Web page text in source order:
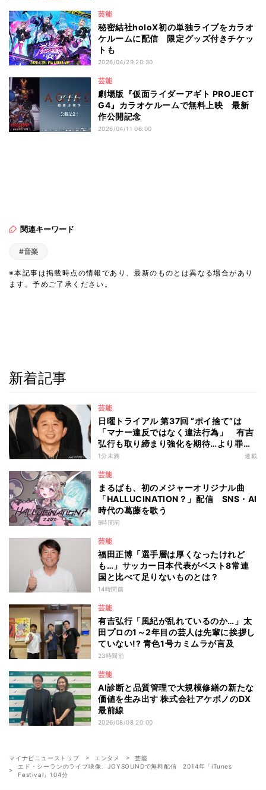
芸能
秘密結社holoX初の単独ライブをカラオ
ケルームに配信 限定グッズ付きチケッ
トも
2026/04/29 20:30
芸能
劇場版『仮面ライダーアギト PROJECT
G4』カラオケルームで無料上映 最新
作公開記念
2026/04/11 06:00
関連キーワード
#音楽
※本記事は掲載時点の情報であり、最新のものとは異なる場合があり
ます。予めご了承ください。
新着記事
芸能
日曜トライアル 第37回 “ポイ捨て”は
「マナー違反ではなく違法行為」 有吉
弘行も取り締まり強化を期待…より罪が
重くなる“ポイ捨て”とは 大垣優希弁護
1分未満 連載
芸能
まるぱも、初のメジャーオリジナル曲
「HALLUCINATION？」配信 SNS・AI
時代の葛藤を歌う
9時間前
芸能
福田正博「選手層は厚くなったけれど
も…」サッカー日本代表がベスト8常連
国と比べて足りないものとは？
14時間前
芸能
有吉弘行「風紀が乱れているのか…」太
田プロの1～2年目の芸人は先輩に挨拶し
ていない!? 青色1号カミムラが言及
23時間前
芸能
AI診断と品質管理で大規模修繕の新たな
価値を生み出す 株式会社アケボノのDX
最前線
2026/08/08 20:00
マイナビニューストップ エンタメ
芸能
エド・シーランのライブ映像、JOYSOUNDで無料配信 2014年「iTunes
Festival」104分